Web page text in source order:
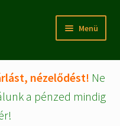
Menü
nézelődést! Ne
a pénzed mindig